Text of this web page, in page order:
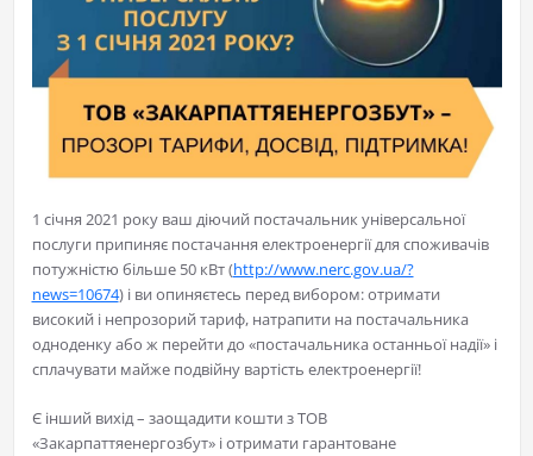
1 січня 2021 року ваш діючий постачальник універсальної
послуги припиняє постачання електроенергії для споживачів
потужністю більше 50 кВт (http://www.nerc.gov.ua/?
news=10674) і ви опиняєтесь перед вибором: отримати
високий і непрозорий тариф, натрапити на постачальника
одноденку або ж перейти до «постачальника останньої надії» і
сплачувати майже подвійну вартість електроенергії!
Є інший вихід – заощадити кошти з ТОВ
«Закарпаттяенергозбут» і отримати гарантоване